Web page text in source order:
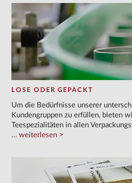
LOSE ODER GEPACKT
Um die Bedürfnisse unserer
Kundengruppen zu erfüllen, bieten
Teespezialitäten in allen
weiterlesen